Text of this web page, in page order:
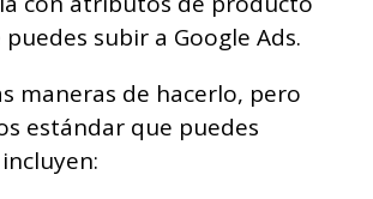
subir a Google Ads.
maneras de hacerlo, pero
estándar que puedes